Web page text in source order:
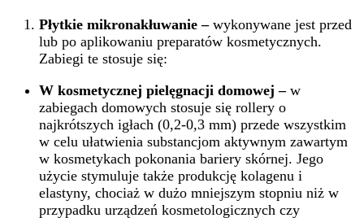
Płytkie mikronakłuwanie – wykonywane jest przed
lub po aplikowaniu preparatów kosmetycznych.
Zabiegi te stosuje się:
W kosmetycznej pielęgnacji domowej –w
zabiegach domowych stosuje się rollery o
najkrótszych igłach (0,2-0,3 mm) przede wszystkim
w celu ułatwienia substancjom aktywnym zawartym
w kosmetykach pokonania bariery skórnej. Jego
użycie stymuluje także produkcję kolagenu i
elastyny, chociaż w dużo mniejszym stopniu niż w
przypadku urządzeń kosmetologicznych czy